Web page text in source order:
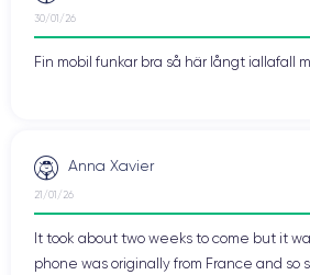
30/01/26
Fin mobil funkar bra så här långt iallafall
Anna Xavier
21/01/26
It took about two weeks to come but it
phone was originally from France and so